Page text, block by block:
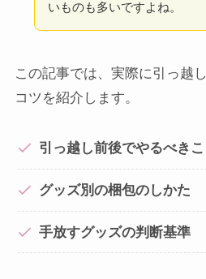
いものも多いですよね。
この記事では、実際に引っ越
コツを紹介します。
引っ越し前後でやるべきこ
グッズ別の梱包のしかた
手放すグッズの判断基準